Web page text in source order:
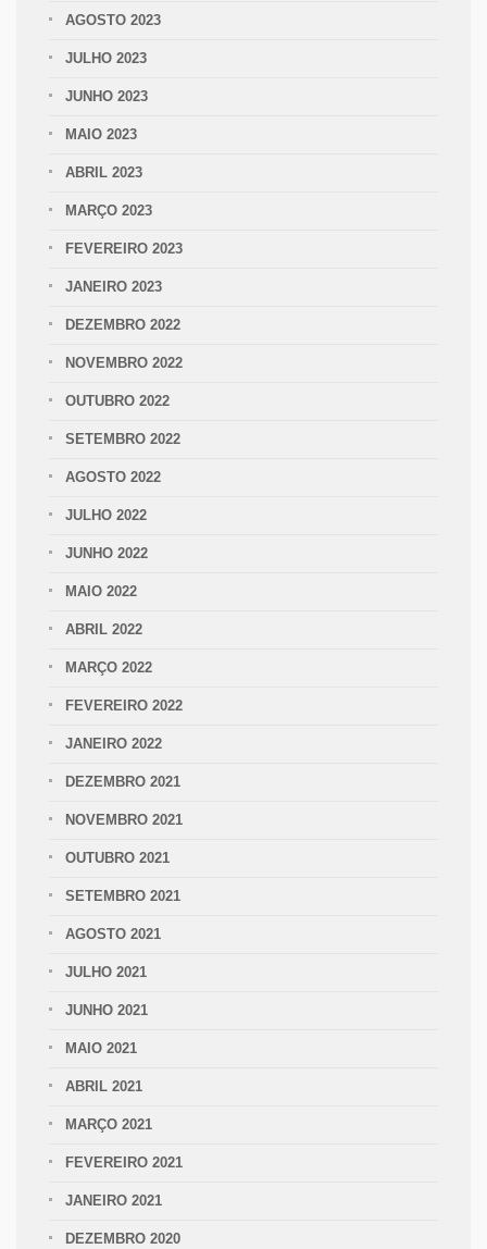
AGOSTO 2023
JULHO 2023
JUNHO 2023
MAIO 2023
ABRIL 2023
MARÇO 2023
FEVEREIRO 2023
JANEIRO 2023
DEZEMBRO 2022
NOVEMBRO 2022
OUTUBRO 2022
SETEMBRO 2022
AGOSTO 2022
JULHO 2022
JUNHO 2022
MAIO 2022
ABRIL 2022
MARÇO 2022
FEVEREIRO 2022
JANEIRO 2022
DEZEMBRO 2021
NOVEMBRO 2021
OUTUBRO 2021
SETEMBRO 2021
AGOSTO 2021
JULHO 2021
JUNHO 2021
MAIO 2021
ABRIL 2021
MARÇO 2021
FEVEREIRO 2021
JANEIRO 2021
DEZEMBRO 2020